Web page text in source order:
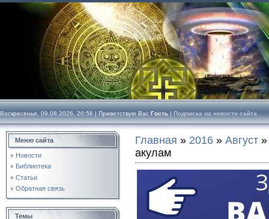
Воскресенье, 09.08.2026, 20:56 | Приветствую Вас Гость | Подписка на новости сайта
Меню сайта
Новости
Библиотека
Статьи
Обратная связь
Темы
Главная » 2016 » Август »
акулам